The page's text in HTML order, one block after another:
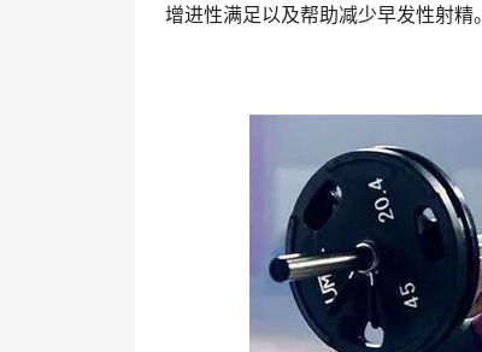
增进性满足以及帮助减少早发性射精。